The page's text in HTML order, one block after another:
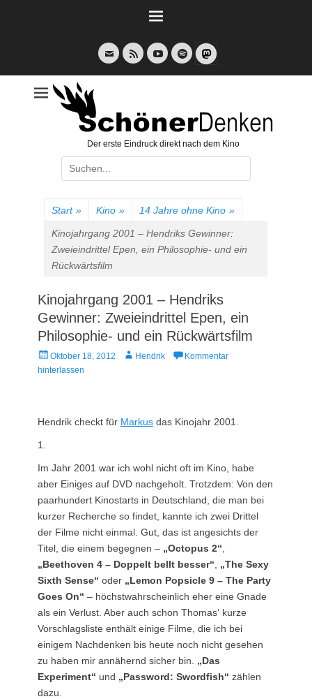
E-
Mail
Feed YouTubeSpotify
Der erste Eindruck direkt nach dem Kino
Suche
nach:
Start » Kino » 14 Jahre ohne Kino »
Kinojahrgang 2001 – Hendriks Gewinner:
Zweieindrittel Epen, ein Philosophie- und ein
Rückwärtsfilm
Kinojahrgang 2001 – Hendriks
Gewinner: Zweieindrittel Epen, ein
Philosophie- und ein Rückwärtsfilm
Veröffentlicht
am
Oktober 18, 2012 AutorHendrik
Kommentar
hinterlassen
Hendrik checkt für Markus das Kinojahr 2001.
1.
Im Jahr 2001 war ich wohl nicht oft im Kino, habe
aber Einiges auf DVD nachgeholt. Trotzdem: Von den
paarhundert Kinostarts in Deutschland, die man bei
kurzer Recherche so findet, kannte ich zwei Drittel
der Filme nicht einmal. Gut, das ist angesichts der
Titel, die einem begegnen – „Octopus 2“
„Beethoven 4 – Doppelt bellt besser“
„The Sexy
Sixth Sense“ oder „Lemon Popsicle 9 – The Party
Goes On“ – höchstwahrscheinlich eher eine Gnade
als ein Verlust. Aber auch schon Thomas‘ kurze
Vorschlagsliste enthält einige Filme, die ich bei
einigem Nachdenken bis heute noch nicht gesehen
zu haben mir annähernd sicher bin. „Das
Experiment“ und „Password: Swordfish“ zählen
dazu.